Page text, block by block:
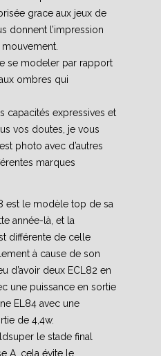
grace aux jeux de
donnent l’impression
mouvement.
se modeler par rapport
ombres qui
capacités expressives et
vos doutes, je vous
photo avec d’autres
marques
est le modèle top de sa
année-là, et la
différente de celle
à cause de son
d’avoir deux ECL82 en
une puissance en sortie
EL84 avec une
de 4,4w.
le stade final
A, cela évite le